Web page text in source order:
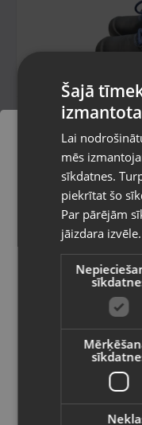
Canadian Line
Olaine, Zemgales iela
Stāvoklis Jauns
23.00€
Biškopības
izvēlēto
Vietnes
valodā
Valsts
Latviešu /
Šajā
Lai
mēs
sīkdatnes.
piekrītat šo
Par pārējām
jāizdara izvēle.